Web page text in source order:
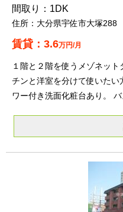
1DK
大分県宇佐市大塚288
3.6万円/月
１階と２階を使うメゾネッ
チンと洋室を分けて使いたい
ワー付き洗面化粧台あり。 バ